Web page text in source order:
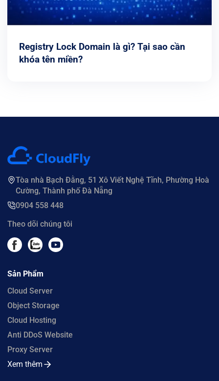
Registry Lock Domain là gì? Tại sao cần
khóa tên miền?
Tòa nhà Bạch Đằng, 51 Xô Viết Nghệ Tĩnh, Phường Hoà
Cường, Thành phố Đà Nẵng
0904 558 448
Theo dõi chúng tôi
Sản Phẩm
Cloud Server
Object Storage
Cloud Hosting
Anti DDoS Website
Proxy Server
Xem thêm